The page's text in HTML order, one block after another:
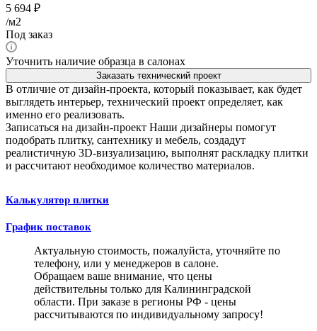
5 694 ₽
/м2
Под заказ
Уточнить наличие образца в салонах
Заказать технический проект
В отличие от дизайн-проекта, который показывает, как будет
выглядеть интерьер, технический проект определяет, как
именно его реализовать.
Записаться на дизайн-проект Наши дизайнеры помогут
подобрать плитку, сантехнику и мебель, создадут
реалистичную 3D-визуализацию, выполнят раскладку плитки
и рассчитают необходимое количество материалов.
Калькулятор плитки
График поставок
Актуальную стоимость, пожалуйста, уточняйте по
телефону, или у менеджеров в салоне.
Обращаем ваше внимание, что цены
действительны только для Калининградской
области. При заказе в регионы РФ - цены
рассчитываются по индивидуальному запросу!